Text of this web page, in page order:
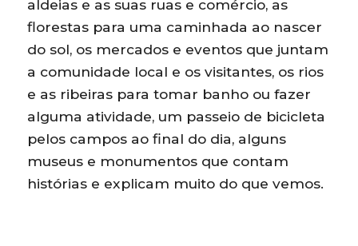
aldeias e as suas ruas e comércio, as
florestas para uma caminhada ao nascer
do sol, os mercados e eventos que juntam
a comunidade local e os visitantes, os rios
e as ribeiras para tomar banho ou fazer
alguma atividade, um passeio de bicicleta
pelos campos ao final do dia, alguns
museus e monumentos que contam
histórias e explicam muito do que vemos.